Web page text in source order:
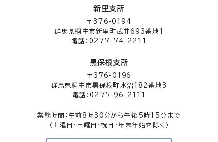
新里支所
〒376-0194
群馬県桐生市新里町武井693番地1
電話：0277-74-2211
黒保根支所
〒376-0196
群馬県桐生市黒保根町水沼182番地3
電話：0277-96-2111
業務時間：午前8時30分から午後5時15分まで
（土曜日・日曜日・祝日・年末年始を除く）